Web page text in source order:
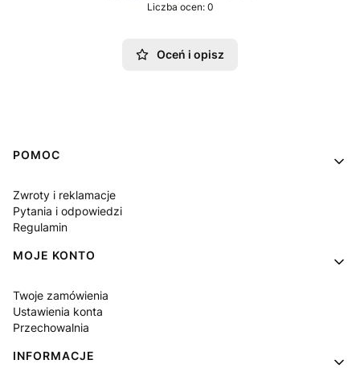
Liczba ocen: 0
Oceń i opisz
Linki w stopce
POMOC
Zwroty i reklamacje
Pytania i odpowiedzi
Regulamin
MOJE KONTO
Twoje zamówienia
Ustawienia konta
Przechowalnia
INFORMACJE